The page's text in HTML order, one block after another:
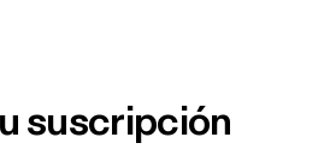
suscripción